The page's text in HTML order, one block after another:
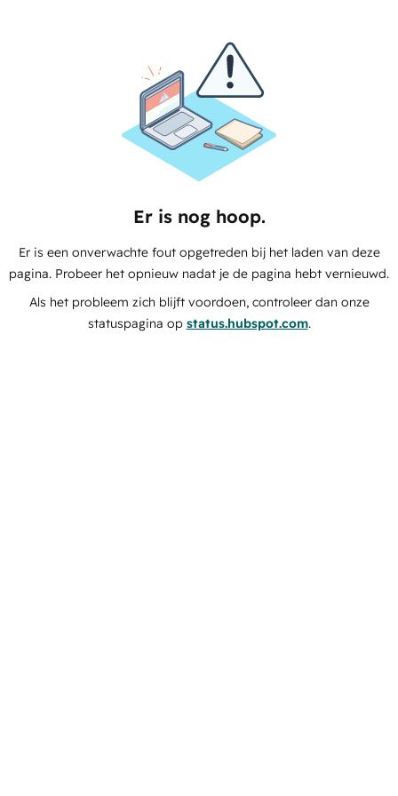
Er is nog hoop.
Er is een onverwachte fout opgetreden bij het laden van deze
pagina. Probeer het opnieuw nadat je de pagina hebt vernieuwd.
Als het probleem zich blijft voordoen, controleer dan onze
statuspagina op status.hubspot.com.